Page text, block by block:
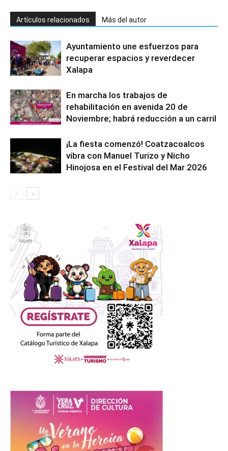
Artículos relacionados Más del autor
Ayuntamiento une esfuerzos para
recuperar espacios y reverdecer
Xalapa
En marcha los trabajos de
rehabilitación en avenida 20 de
Noviembre; habrá reducción a un carril
¡La fiesta comenzó! Coatzacoalcos
vibra con Manuel Turizo y Nicho
Hinojosa en el Festival del Mar 2026